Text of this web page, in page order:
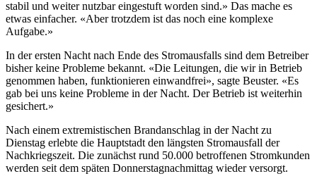
stabil und weiter nutzbar eingestuft worden sind.» Das mache es
etwas einfacher. «Aber trotzdem ist das noch eine komplexe
Aufgabe.»
In der ersten Nacht nach Ende des Stromausfalls sind dem Betreiber
bisher keine Probleme bekannt. «Die Leitungen, die wir in Betrieb
genommen haben, funktionieren einwandfrei», sagte Beuster. «Es
gab bei uns keine Probleme in der Nacht. Der Betrieb ist weiterhin
gesichert.»
Nach einem extremistischen Brandanschlag in der Nacht zu
Dienstag erlebte die Hauptstadt den längsten Stromausfall der
Nachkriegszeit. Die zunächst rund 50.000 betroffenen Stromkunden
werden seit dem späten Donnerstagnachmittag wieder versorgt.